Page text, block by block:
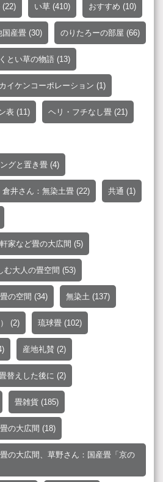
(22) い草 (410) おすすめ (10)
国産畳 (30) のりたろーの部屋 (66)
とい草の物語 (13)
カイケンコーポレーション (1)
表 (11) ヘリ・フチなし畳 (21)
グと置き畳 (4)
倉井さん：無染土畳 (22) 共通 (1)
家など畳の大広間 (5)
む大人の畳空間 (53)
の空間 (34) 無染土 (137)
(2) 琉球畳 (102)
産地礼賛 (2)
替えした後に (2)
畳雑貨 (185)
の大広間 (18)
の大広間、草野さん：国産畳「京の